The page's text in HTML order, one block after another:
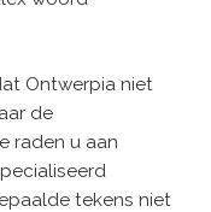
Ontwerpia niet
de
raden u aan
tekens niet